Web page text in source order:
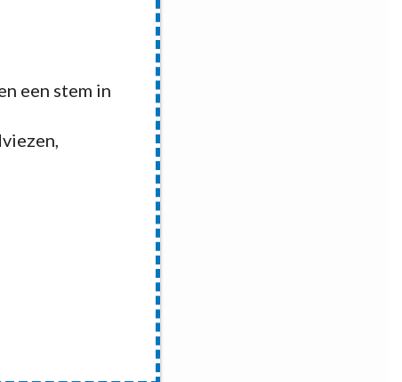
een stem in